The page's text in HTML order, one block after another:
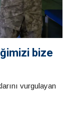
bize
vurgulayan